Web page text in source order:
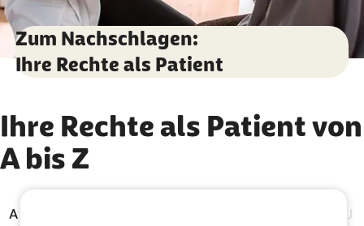
Zum Nachschlagen:
Ihre Rechte als Patient
Ihre Rechte als Patient von
A bis Z
Zu den Ergebnissen springen
A J